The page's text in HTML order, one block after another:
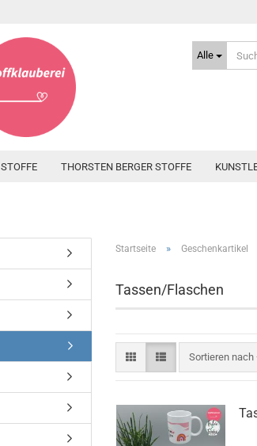
Alle
STOFFE THORSTEN BERGER STOFFE
Startseite » Geschenkartikel
Tassen/Flaschen
Sortieren nach
Sortieren nach